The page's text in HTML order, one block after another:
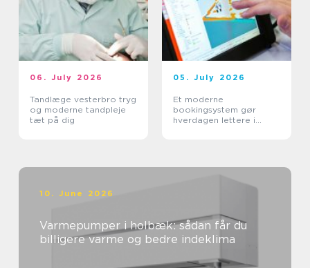
06. July 2026
Tandlæge vesterbro tryg
og moderne tandpleje
tæt på dig
05. July 2026
Et moderne
bookingsystem gør
hverdagen lettere i
10. June 2026
Varmepumper i holbæk: sådan får du
billigere varme og bedre indeklima